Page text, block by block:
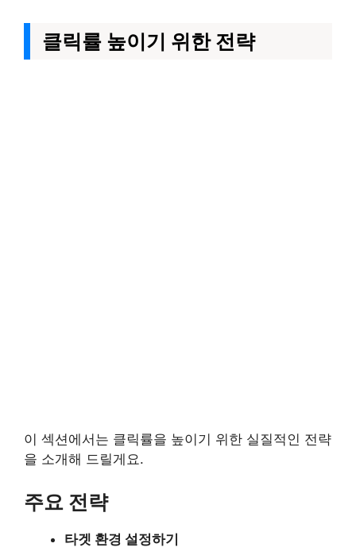
클릭률 높이기 위한 전략
이 섹션에서는 클릭률을 높이기 위한 실질적인 전략
을 소개해 드릴게요.
주요 전략
타겟 환경 설정하기